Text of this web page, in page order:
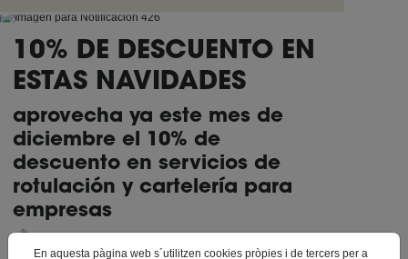
10% DE DESCUENTO EN
ESTAS NAVIDADES
aprovecha ya este mes de
diciembre el 10% de
descuento en servicios de
rotulación y cartelería para
empresas
En aquesta pàgina web s´utilitzen cookies pròpies i de tercers per a